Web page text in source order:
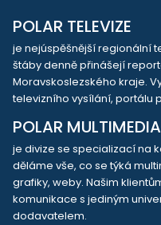
POLAR TELEVIZE
je nejúspěšnější regionální
štáby denně přinášejí
Moravskoslezského kraje.
televizního vysílání, portálu
POLAR MULTIMEDIA
je divize se specializací na
děláme vše, co se týká
grafiky, weby. Našim
komunikace s jediným
dodavatelem.